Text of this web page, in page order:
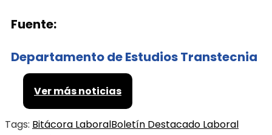
Fuente:
Departamento de Estudios Transtecnia
Ver más noticias
Tags: Bitácora LaboralBoletín Destacado Laboral